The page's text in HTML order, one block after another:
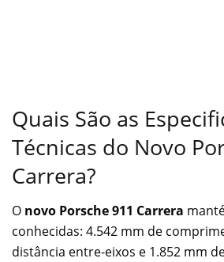
Quais São as
Técnicas do Novo
Carrera?
O novo Porsche 911 Carrera
conhecidas: 4.542 mm de
distância entre-eixos e 1.852 mm